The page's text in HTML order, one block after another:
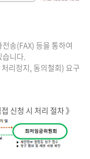
송(FAX) 등을 통하여
습니다.
리정지, 동의철회) 요구
신청 시 처리 절차 》